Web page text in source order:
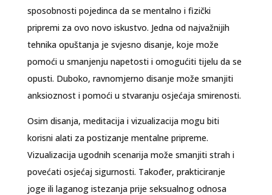
sposobnosti pojedinca da se mentalno i fizički
pripremi za ovo novo iskustvo. Jedna od najvažnijih
tehnika opuštanja je svjesno disanje, koje može
pomoći u smanjenju napetosti i omogućiti tijelu da se
opusti. Duboko, ravnomjerno disanje može smanjiti
anksioznost i pomoći u stvaranju osjećaja smirenosti.
Osim disanja, meditacija i vizualizacija mogu biti
korisni alati za postizanje mentalne pripreme.
Vizualizacija ugodnih scenarija može smanjiti strah i
povećati osjećaj sigurnosti. Također, prakticiranje
joge ili laganog istezanja prije seksualnog odnosa